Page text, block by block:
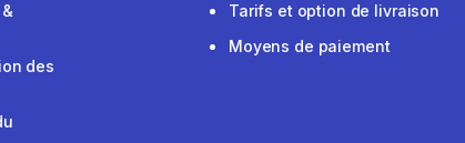
des
Tarifs et option de livraison
Moyens de paiement